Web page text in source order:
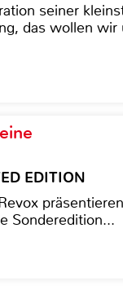
seiner
das wollen wir
EDITION
präsentieren
Sonderedition...